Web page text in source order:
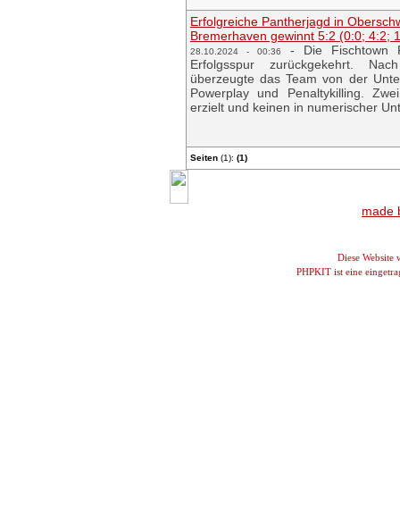
Erfolgreiche Pantherjagd in
Bremerhaven gewinnt 5:2 (0:0; 4:2;
28.10.2024 - 00:36 - Die Fischtown
Erfolgsspur zurückgekehrt.
überzeugte das Team von der
Powerplay und Penaltykilling.
erzielt und keinen in numerischer
Seiten (1): (1)
made
Diese Website
PHPKIT ist eine